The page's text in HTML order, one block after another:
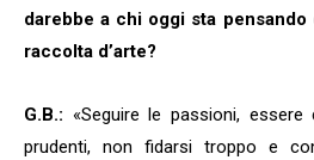
darebbe a chi oggi sta
raccolta d’arte?
G.B.: «Seguire le passioni,
prudenti, non fidarsi troppo e